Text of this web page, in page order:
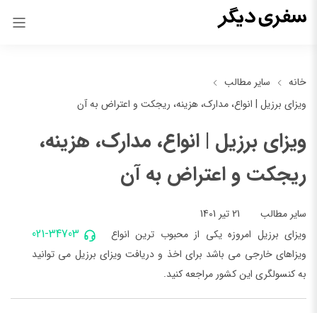
خانه
سایر مطالب
ویزای برزیل | انواع، مدارک، هزینه‌، ریجکت و اعتراض به آن
ویزای برزیل | انواع، مدارک، هزینه‌،
ریجکت و اعتراض به آن
سایر مطالب 21 تیر 1401
021-34703
ویزای برزیل امروزه یکی از محبوب ترین انواع
ویزاهای خارجی می باشد برای اخذ و دریافت ویزای برزیل می توانید
به کنسولگری این کشور مراجعه کنید.